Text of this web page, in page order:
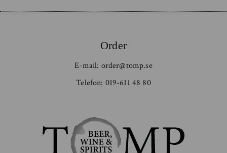
Order
E-mail: order@tomp.se
Telefon: 019-611 48 80